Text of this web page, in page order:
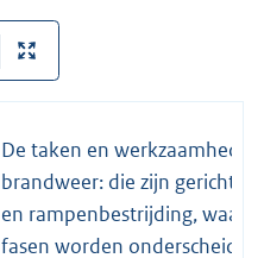
De taken en
brandweer: die zijn gericht
en rampenbestrijding,
fasen worden